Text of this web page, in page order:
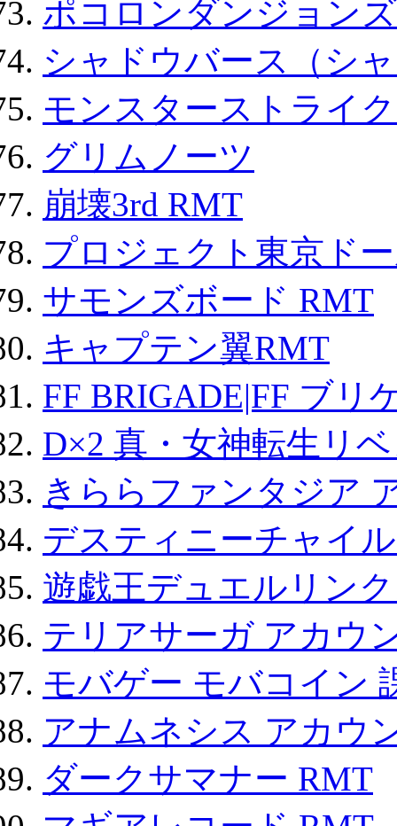
ポコロンダンジョン
シャドウバース（シ
モンスターストライ
グリムノーツ
崩壊3rd RMT
プロジェクト東京ド
サモンズボード RMT
キャプテン翼RMT
FF BRIGADE|FF ブリ
D×2 真・女神転生リ
きららファンタジア
デスティニーチャイ
遊戯王デュエルリン
テリアサーガ アカウ
モバゲー モバコイン
アナムネシス アカウ
ダークサマナー RMT